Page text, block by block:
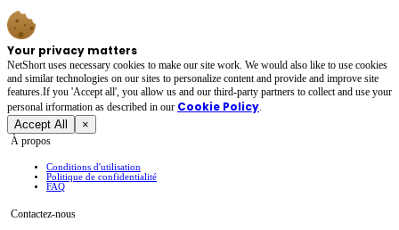
Your privacy matters
NetShort uses necessary cookies to make our site work. We would also like to use cookies
and similar technologies on our sites to personalize content and provide and improve site
features.If you 'Accept all', you allow us and our third-party partners to collect and use your
personal irformation as described in our Cookie Policy.
Accept All ×
À propos
Conditions d'utilisation
Politique de confidentialité
FAQ
Contactez-nous